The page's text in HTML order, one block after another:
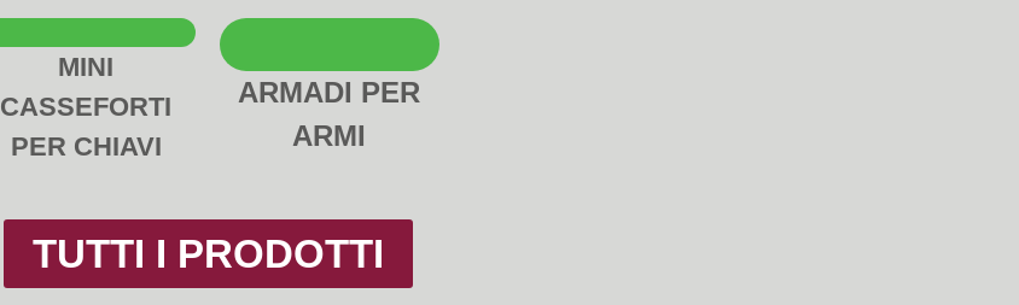
MINI
CASSEFORTI
PER CHIAVI
ARMADI PER
ARMI
TUTTI I PRODOTTI